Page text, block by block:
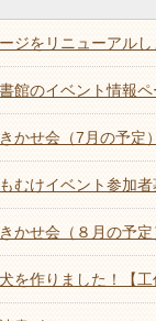
ジをリニューアルし
館のイベント情報
かせ会（7月の予定）
むけイベント参加者
かせ会（８月の予定
を作りました！【